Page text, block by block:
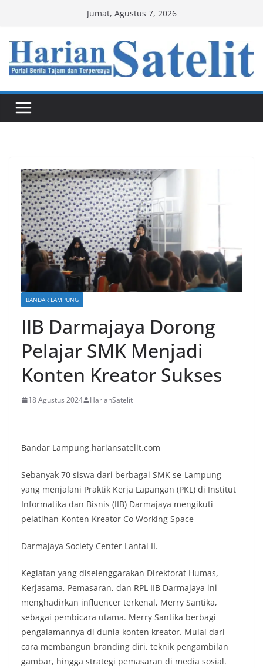
content
Jumat, Agustus 7, 2026
BANDAR LAMPUNG
IIB Darmajaya Dorong
Pelajar SMK Menjadi
Konten Kreator Sukses
18 Agustus 2024 HarianSatelit
Bandar Lampung,hariansatelit.com
Sebanyak 70 siswa dari berbagai SMK se-Lampung
yang menjalani Praktik Kerja Lapangan (PKL) di Institut
Informatika dan Bisnis (IIB) Darmajaya mengikuti
pelatihan Konten Kreator Co Working Space
Darmajaya Society Center Lantai II.
Kegiatan yang diselenggarakan Direktorat Humas,
Kerjasama, Pemasaran, dan RPL IIB Darmajaya ini
menghadirkan influencer terkenal, Merry Santika,
sebagai pembicara utama. Merry Santika berbagi
pengalamannya di dunia konten kreator. Mulai dari
cara membangun branding diri, teknik pengambilan
gambar, hingga strategi pemasaran di media sosial.